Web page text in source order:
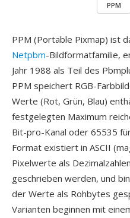
PPM
PPM (Portable Pixmap) ist
Netpbm-Bildformatfamilie,
Jahr 1988 als Teil des
PPM speichert RGB-
Werte (Rot, Grün, Blau)
festgelegten Maximum
Bit-pro-Kanal oder 65535
Format existiert in ASCII
Pixelwerte als
geschrieben werden, und
der Werte als Rohbytes
Varianten beginnen mit